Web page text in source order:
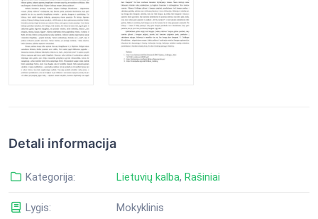
Detali informacija
Kategorija: Lietuvių kalba, Rašiniai
Lygis: Mokyklinis